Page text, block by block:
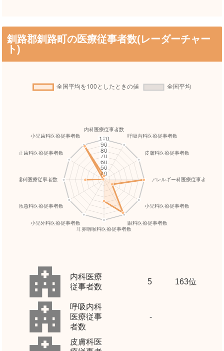
釧路郡釧路町の医療従事者数(レーダーチャー
ト)
内科医療
従事者数
5 163位
呼吸内科
医療従事
者数
-
皮膚科医